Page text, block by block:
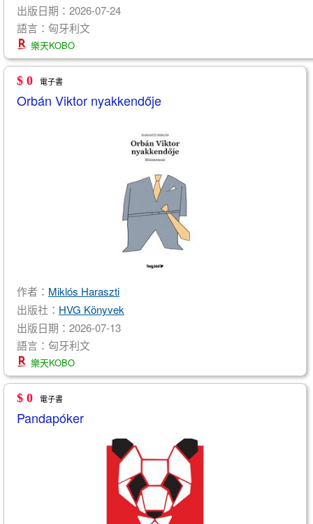
出版日期：2026-07-24
語言：匈牙利文
樂天KOBO
$ 0 電子書
Orbán Viktor nyakkendője
作者： Miklós Haraszti
出版社： HVG Könyvek
出版日期：2026-07-13
語言：匈牙利文
樂天KOBO
$ 0 電子書
Pandapóker